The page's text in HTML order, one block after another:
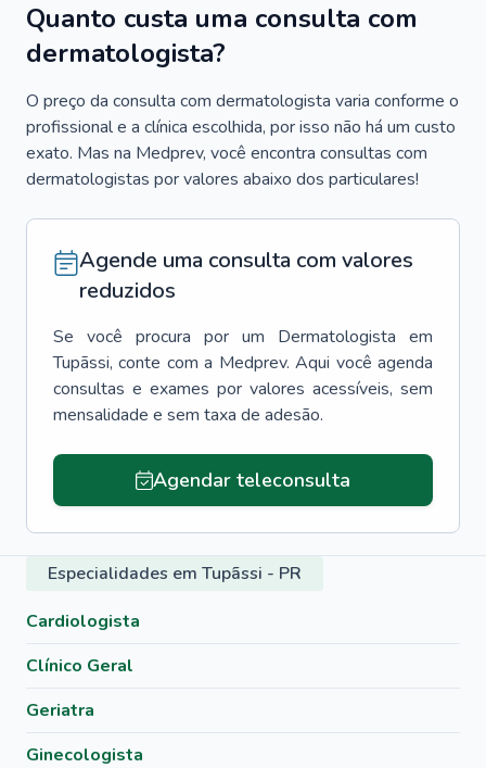
Quanto custa uma consulta com
dermatologista?
O preço da consulta com dermatologista varia conforme o
profissional e a clínica escolhida, por isso não há um custo
exato. Mas na Medprev, você encontra consultas com
dermatologistas por valores abaixo dos particulares!
Agende uma consulta com valores
reduzidos
Se você procura por um Dermatologista em
Tupãssi, conte com a Medprev. Aqui você agenda
consultas e exames por valores acessíveis, sem
mensalidade e sem taxa de adesão.
Agendar teleconsulta
Especialidades em Tupãssi - PR
Cardiologista
Clínico Geral
Geriatra
Ginecologista